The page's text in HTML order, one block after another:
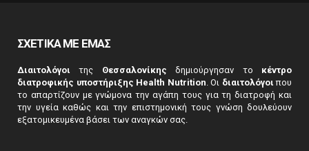
spam
5+2
ΣΧΕΤΙΚΑ ΜΕ ΕΜΑΣ
Διαιτολόγοι της Θεσσαλονίκης δημιούργησαν το κέντρο
διατροφικής υποστήριξης Health Nutrition. Οι διαιτολόγοι που
το απαρτίζουν με γνώμονα την αγάπη τους για τη διατροφή και
την υγεία καθώς και την επιστημονική τους γνώση δουλεύουν
εξατομικευμένα βάσει των αναγκών σας.